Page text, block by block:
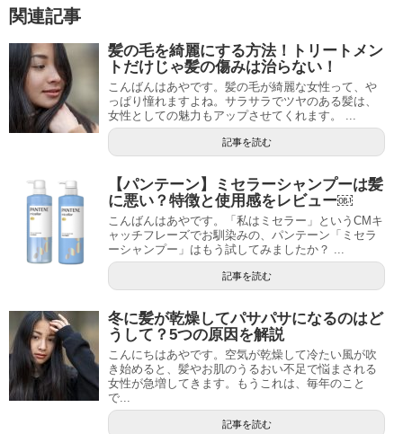
関連記事
髪の毛を綺麗にする方法！トリートメン
トだけじゃ髪の傷みは治らない！
こんばんはあやです。髪の毛が綺麗な女性って、や
っぱり憧れますよね。サラサラでツヤのある髪は、
女性としての魅力もアップさせてくれます。 ...
記事を読む
【パンテーン】ミセラーシャンプーは髪
に悪い？特徴と使用感をレビュー￼
こんばんはあやです。「私はミセラー」というCMキ
ャッチフレーズでお馴染みの、パンテーン「ミセラ
ーシャンプー」はもう試してみましたか？ ...
記事を読む
冬に髪が乾燥してパサパサになるのはど
うして？5つの原因を解説
こんにちはあやです。空気が乾燥して冷たい風が吹
き始めると、髪やお肌のうるおい不足で悩まされる
女性が急増してきます。もうこれは、毎年のこと
で...
記事を読む